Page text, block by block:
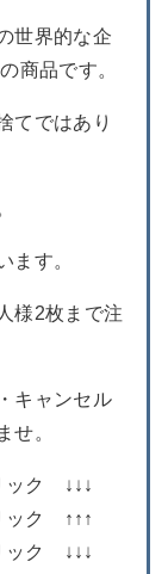
世界的な企
商品です。
てではあり
ます。
様2枚まで注
キャンセル
せ。
ック ↓↓↓
ック ↑↑↑
ック ↓↓↓